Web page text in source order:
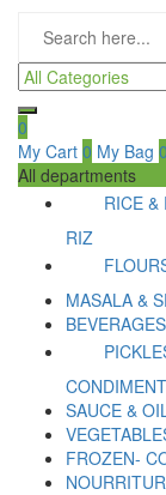
0
My Cart 0 My Bag 0
All departments
RICE &
RIZ
MASALA &
SAUCE &
FROZEN-